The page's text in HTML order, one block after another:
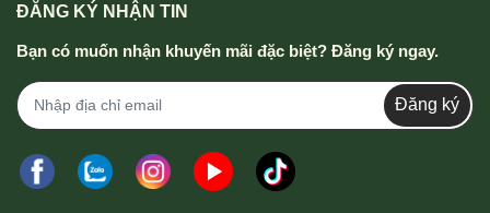
ĐĂNG KÝ NHẬN TIN
Bạn có muốn nhận khuyến mãi đặc biệt? Đăng ký ngay.
Đăng ký